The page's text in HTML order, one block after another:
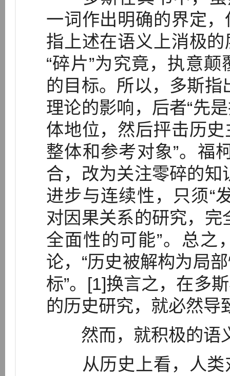
一词作出明确的界定
指上述在语义上消极
“碎片”为究竟，执意
的目标。所以，多斯指
理论的影响，后者“先
体地位，然后抨击历
整体和参考对象”。福
合，改为关注零碎的知
进步与连续性，只须“
对因果关系的研究，完
全面性的可能”。总之
论，“历史被解构为局
标”。[1]换言之，在多
的历史研究，就必然导
然而，就积极的语
从历史上看，人类